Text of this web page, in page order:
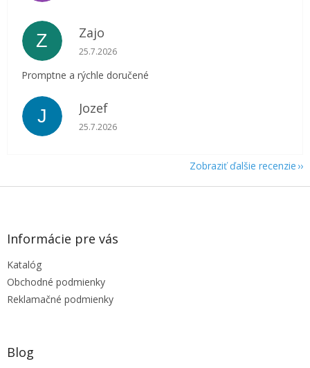
Z Zajo
Hodnotenie obchodu je 5 z 5 hviezdičiek.
25.7.2026
Promptne a rýchle doručené
J Jozef
Hodnotenie obchodu je 5 z 5 hviezdičiek.
25.7.2026
Zobraziť ďalšie recenzie
Z
Informácie pre vás
Katalóg
Obchodné podmienky
Reklamačné podmienky
Blog